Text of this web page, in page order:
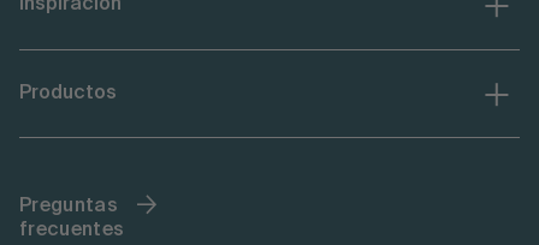
Inspiración
Productos
Preguntas
frecuentes